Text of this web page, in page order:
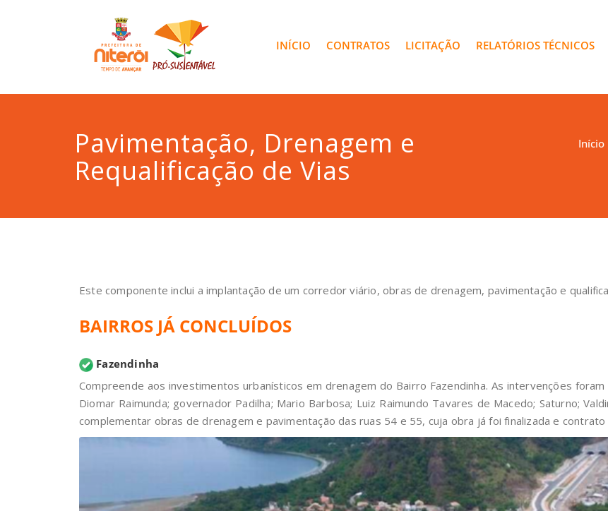
INÍCIO CONTRATOS LICITAÇÃO RELATÓRIOS TÉCNICOS
Pavimentação, Drenagem e
Requalificação de Vias
Início
Este componente inclui a implantação de um corredor viário, obras de drenagem, pavimentação e
BAIRROS JÁ CONCLUÍDOS
Fazendinha
Compreende aos investimentos urbanísticos em drenagem do Bairro Fazendinha. As intervenções
Diomar Raimunda; governador Padilha; Mario Barbosa; Luiz Raimundo Tavares de Macedo; Saturno;
complementar obras de drenagem e pavimentação das ruas 54 e 55, cuja obra já foi finalizada e contrato